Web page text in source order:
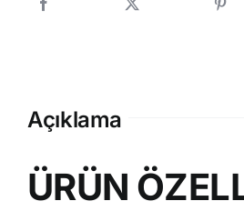
Açıklama
ÜRÜN